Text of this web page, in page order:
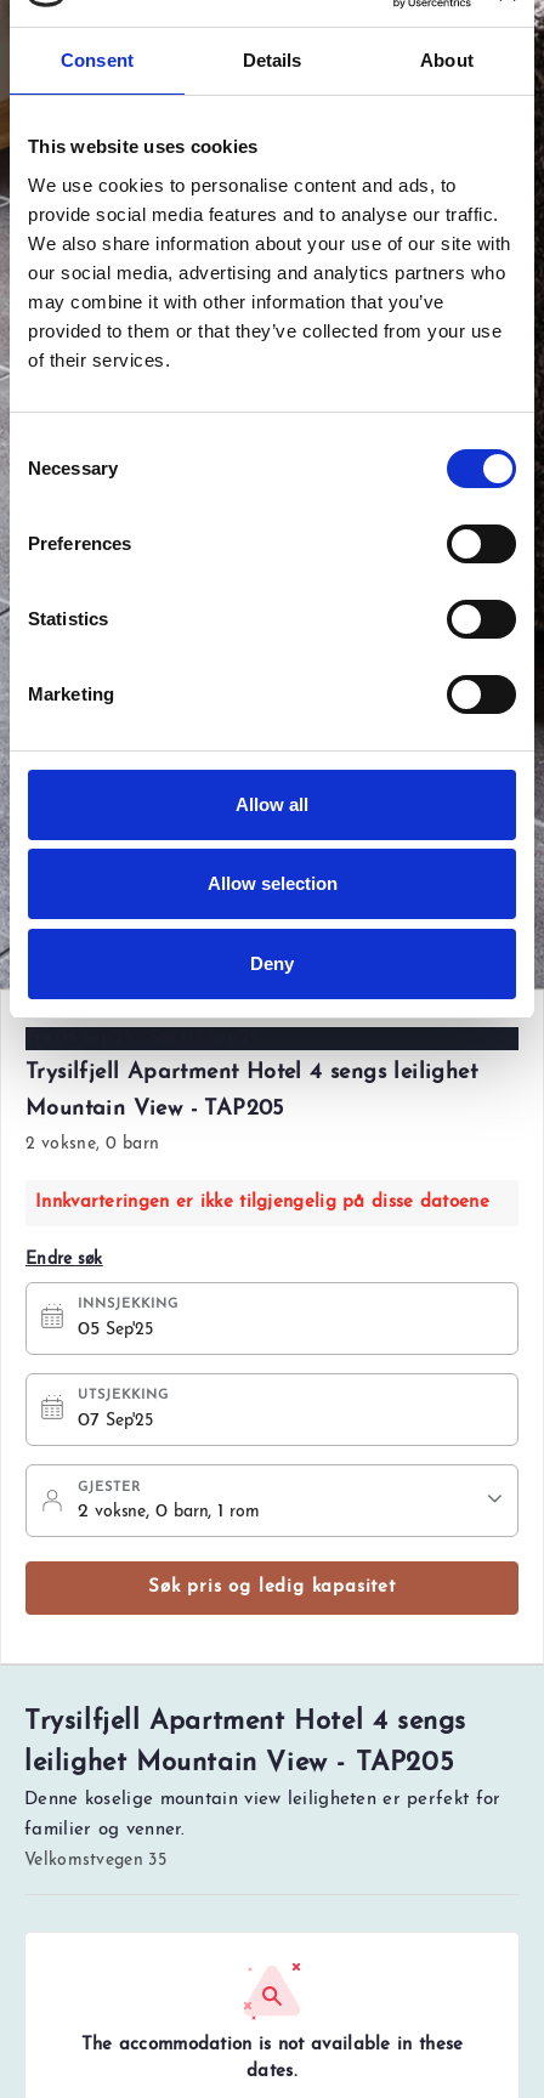
Consent Details About
This website uses cookies
We use cookies to personalise content and ads, to
provide social media features and to analyse our traffic.
We also share information about your use of our site with
our social media, advertising and analytics partners who
may combine it with other information that you’ve
provided to them or that they’ve collected from your use
of their services.
Selection
Necessary
Preferences
Statistics
Marketing
Allow all
Allow selection
Deny
Vis alle bilder
Trysilfjell Apartment Hotel 4 sengs
leilighet Mountain View - TAP205
Denne koselige mountain view leiligheten er perfekt for
familier og venner.
Velkomstvegen 35
The accommodation is not available in these
dates.
Trysilfjell Apartment Hotel 4 sengs leilighet
Mountain View - TAP205
2 voksne, 0 barn
Innkvarteringen er ikke tilgjengelig på disse datoene
Endre søk
INNSJEKKING
05 Sep'25
UTSJEKKING
07 Sep'25
GJESTER
2 voksne, 0 barn, 1 rom
Søk pris og ledig kapasitet